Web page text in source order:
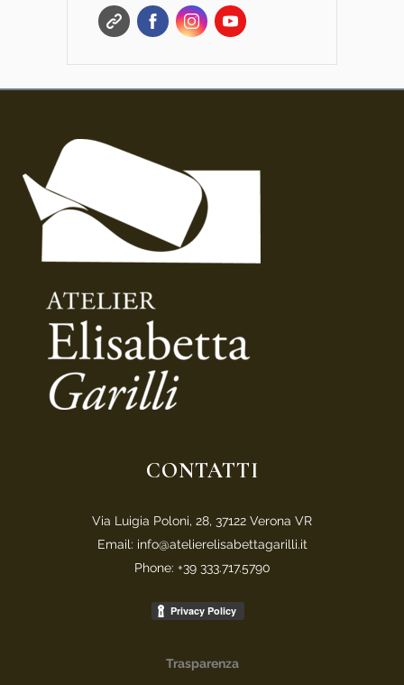
CONTATTI
Via Luigia Poloni, 28, 37122 Verona VR
Email: info@atelierelisabettagarilli.it
Phone: +39 333.717.5790
Trasparenza